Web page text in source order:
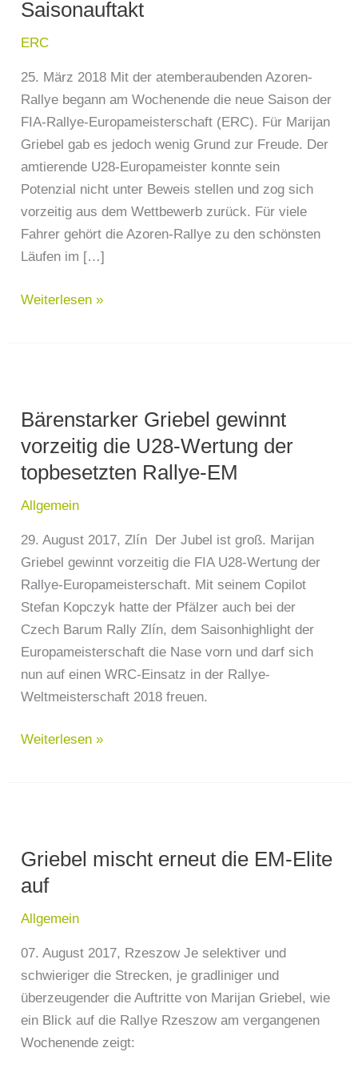
Saisonauftakt
ERC
25. März 2018 Mit der atemberaubenden Azoren-
Rallye begann am Wochenende die neue Saison der
FIA-Rallye-Europameisterschaft (ERC). Für Marijan
Griebel gab es jedoch wenig Grund zur Freude. Der
amtierende U28-Europameister konnte sein
Potenzial nicht unter Beweis stellen und zog sich
vorzeitig aus dem Wettbewerb zurück. Für viele
Fahrer gehört die Azoren-Rallye zu den schönsten
Läufen im […]
Weiterlesen »
Bärenstarker Griebel gewinnt
vorzeitig die U28-Wertung der
topbesetzten Rallye-EM
Allgemein
29. August 2017, Zlín Der Jubel ist groß. Marijan
Griebel gewinnt vorzeitig die FIA U28-Wertung der
Rallye-Europameisterschaft. Mit seinem Copilot
Stefan Kopczyk hatte der Pfälzer auch bei der
Czech Barum Rally Zlín, dem Saisonhighlight der
Europameisterschaft die Nase vorn und darf sich
nun auf einen WRC-Einsatz in der Rallye-
Weltmeisterschaft 2018 freuen.
gewinnt
vorzeitig
die
U28-
Wertung
topbesetzten
Weiterlesen »
Griebel mischt erneut die EM-Elite
auf
Allgemein
07. August 2017, Rzeszow Je selektiver und
schwieriger die Strecken, je gradliniger und
überzeugender die Auftritte von Marijan Griebel, wie
ein Blick auf die Rallye Rzeszow am vergangenen
Wochenende zeigt:
erneut
die
Elite
auf